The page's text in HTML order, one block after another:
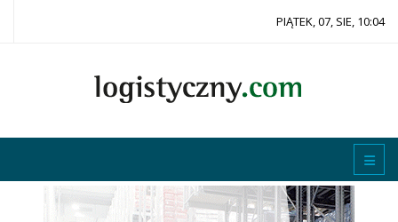
PIĄTEK, 07, SIE, 10:04